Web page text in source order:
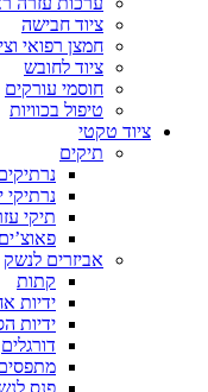
ציוד חבישה
חמצן רפואי
ציוד לחובש
חוסמי עורקים
טיפול בכוויות
ציוד טקטי
תיקים
נרתיקי
תיקי
פאוצ’ים
אביזרים לנשק
קתות
ידיות
ידיות
דורגלים
פנס